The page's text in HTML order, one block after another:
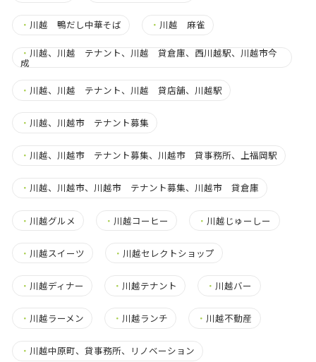
・ 川越 鴨だし中華そば ・ 川越 麻雀
・ 川越、川越 テナント、川越 貸倉庫、西川越駅、川越市今
成
・ 川越、川越 テナント、川越 貸店舗、川越駅
・ 川越、川越市 テナント募集
・ 川越、川越市 テナント募集、川越市 貸事務所、上福岡駅
・ 川越、川越市、川越市 テナント募集、川越市 貸倉庫
・ 川越グルメ ・ 川越コーヒー ・ 川越じゅーしー
・ 川越スイーツ ・ 川越セレクトショップ
・ 川越ディナー ・ 川越テナント ・ 川越バー
・ 川越ラーメン ・ 川越ランチ ・ 川越不動産
・ 川越中原町、貸事務所、リノベーション